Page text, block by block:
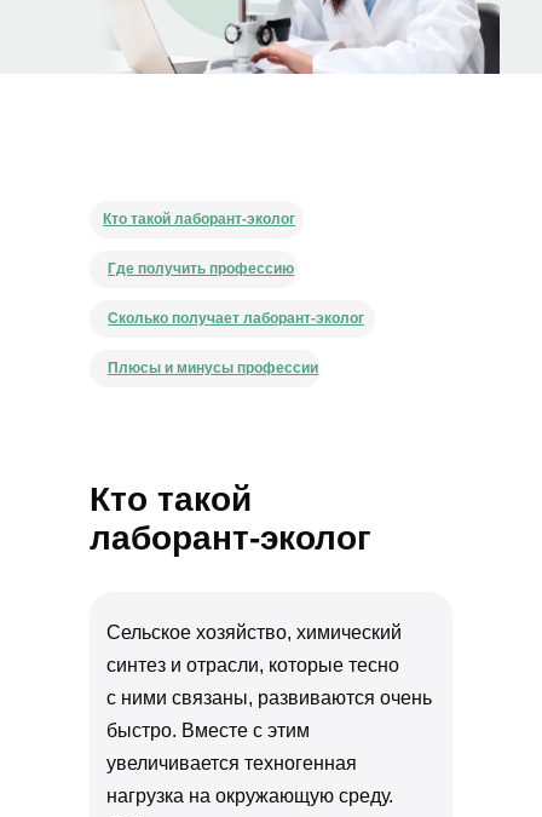
Кто такой лаборант-эколог
Где получить профессию
Сколько получает лаборант-эколог
Плюсы и минусы профессии
Кто такой
лаборант-эколог
Сельское хозяйство, химический
синтез и отрасли, которые тесно
с ними связаны, развиваются очень
быстро. Вместе с этим
увеличивается техногенная
нагрузка на окружающую среду.